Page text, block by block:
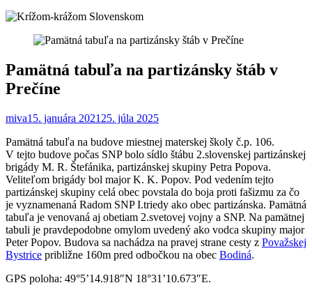
Pamätná tabuľa na partizánsky štáb v
Prečíne
miva15. januára 2021 25. júla 2025
Pamätná tabuľa na budove miestnej materskej školy č.p. 106.
V tejto budove počas SNP bolo sídlo štábu 2.slovenskej partizánskej
brigády M. R. Štefánika, partizánskej skupiny Petra Popova.
Veliteľom brigády bol major K. K. Popov. Pod vedením tejto
partizánskej skupiny celá obec povstala do boja proti fašizmu za čo
je vyznamenaná Radom SNP I.triedy ako obec partizánska. Pamätná
tabuľa je venovaná aj obetiam 2.svetovej vojny a SNP. Na pamätnej
tabuli je pravdepodobne omylom uvedený ako vodca skupiny major
Peter Popov. Budova sa nachádza na pravej strane cesty z Považskej
Bystrice približne 160m pred odbočkou na obec Bodiná.
GPS poloha: 49°5’14.918″N 18°31’10.673″E.